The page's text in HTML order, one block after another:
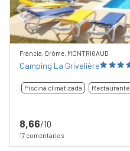
Francia, Drôme, MONTRIGAUD
Camping La Grivelière
Piscina climatizada Restaurante
8,66/10
17 comentarios